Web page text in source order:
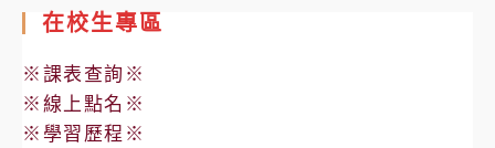
在校生專區
※課表查詢※
※線上點名※
※學習歷程※